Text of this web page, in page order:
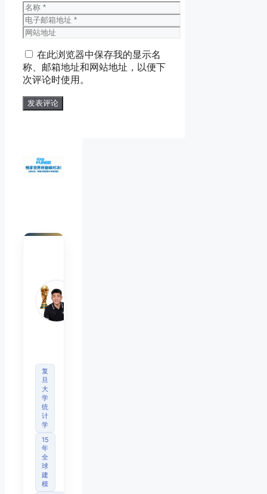
名
称
电
子
箱
地
址
网
地
址
在此浏览器中保存我的显示名
称、邮箱地址和网站地址，以便下
次评论时使用。
复
旦
大
学
统
计
学
15
年
全
球
建
模